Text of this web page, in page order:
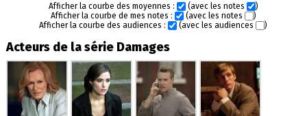
Afficher la courbe des moyennes : (avec les notes
)
Afficher la courbe de mes notes :
(avec les notes
)
Afficher la courbe des audiences :
(avec les audiences )
Acteurs de la série Damages